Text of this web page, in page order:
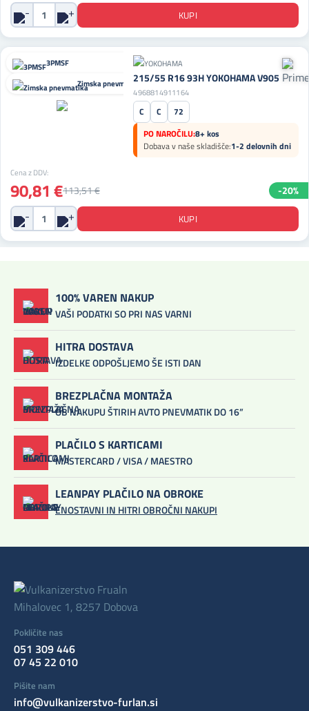
3PMSF
Zimska pnevmatika215/55 R16 93H YOKOHAMA V905
4968814911164
C C
72
PO NAROČILU:8+ kos
Dobava v naše skladišče:1-2 delovnih dni
Cena z DDV:
90,81 €113,51 € -20%
100% VAREN NAKUP
VAŠI PODATKI SO PRI NAS VARNI
HITRA DOSTAVA
IZDELKE ODPOŠLJEMO ŠE ISTI DAN
BREZPLAČNA MONTAŽA
OB NAKUPU ŠTIRIH AVTO PNEVMATIK DO 16”
PLAČILO S KARTICAMI
MASTERCARD / VISA / MAESTRO
LEANPAY PLAČILO NA OBROKE
ENOSTAVNI IN HITRI OBROČNI NAKUPI
Mihalovec 1, 8257 Dobova
Pokličite nas
051 309 446
07 45 22 010
Pišite nam
info@vulkanizerstvo-furlan.si